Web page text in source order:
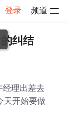
登录 频道
纠结
经理出差去
天开始要做